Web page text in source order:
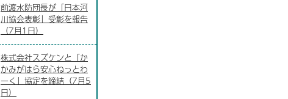
前渡水防団長が「日本河
川協会表彰」受彰を報告
（7月1日）
株式会社スズケンと「か
かみがはら安心ねっとわ
ーく」協定を締結（7月5
日）